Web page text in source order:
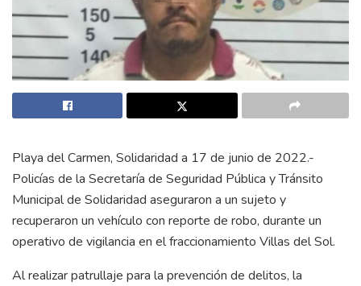
Playa del Carmen, Solidaridad a 17 de junio de 2022.-
Policías de la Secretaría de Seguridad Pública y Tránsito
Municipal de Solidaridad aseguraron a un sujeto y
recuperaron un vehículo con reporte de robo, durante un
operativo de vigilancia en el fraccionamiento Villas del Sol.
Al realizar patrullaje para la prevención de delitos, la